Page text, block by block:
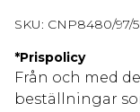
SKU: CNP8480/97/
*Prispolicy
Från och med
beställningar